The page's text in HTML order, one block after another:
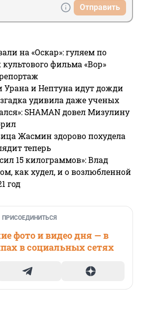
Отправить
на «Оскар»: гуляем по
фильма «Вор»
Урана и Нептуна идут дожди
удивила даже ученых
SHAMAN довел Мизулину
Жасмин здорово похудела
теперь
15 килограммов»: Влад
как худел, и о возлюбленной
год
ПРИСОЕДИНИТЬСЯ
фото и видео дня — в
в социальных сетях